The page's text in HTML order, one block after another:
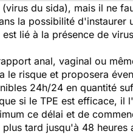
(virus du sida), mais il ne
la possibilité
lié à la présence de
anal, vaginal ou
le risque et proposera
24h/24 en quantité
si le TPE est efficace,
ce délai et de
tard jusqu'à 48